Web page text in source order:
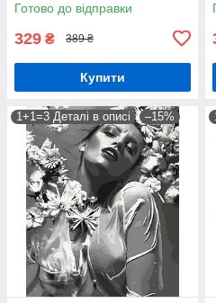
Готово до відправки
329 ₴ 389 ₴
Купити
1+1=3 Деталі в описі –15%